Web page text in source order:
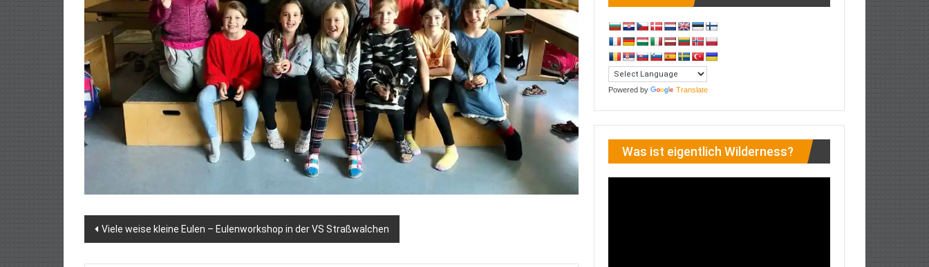
Post
Viele weise kleine Eulen – Eulenworkshop in der VS Straßwalchen
Powered by Translate
Was ist eigentlich Wilderness?